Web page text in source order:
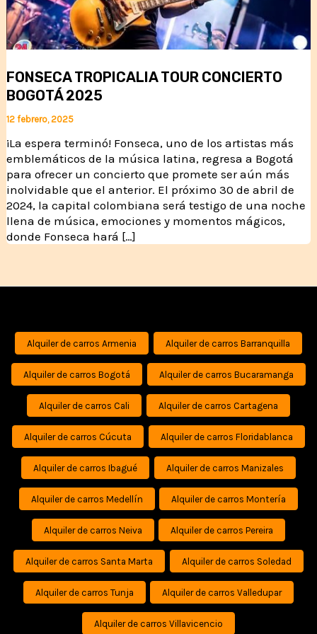
FONSECA TROPICALIA TOUR CONCIERTO
BOGOTÁ 2025
12 febrero, 2025
¡La espera terminó! Fonseca, uno de los artistas más
emblemáticos de la música latina, regresa a Bogotá
para ofrecer un concierto que promete ser aún más
inolvidable que el anterior. El próximo 30 de abril de
2024, la capital colombiana será testigo de una noche
llena de música, emociones y momentos mágicos,
donde Fonseca hará […]
Alquiler de carros Armenia Alquiler de carros Barranquilla
Alquiler de carros Bogotá Alquiler de carros Bucaramanga
Alquiler de carros Cali Alquiler de carros Cartagena
Alquiler de carros Cúcuta Alquiler de carros Floridablanca
Alquiler de carros Ibagué Alquiler de carros Manizales
Alquiler de carros Medellín Alquiler de carros Montería
Alquiler de carros Neiva Alquiler de carros Pereira
Alquiler de carros Santa Marta Alquiler de carros Soledad
Alquiler de carros Tunja Alquiler de carros Valledupar
Alquiler de carros Villavicencio